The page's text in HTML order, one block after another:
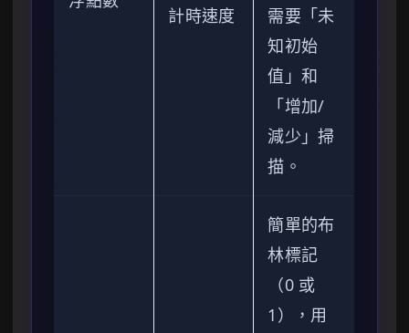
計時速度
需要「未
知初始
值」和
「增加/
減少」掃
描。
簡單的布
林標記
（0 或
1），用